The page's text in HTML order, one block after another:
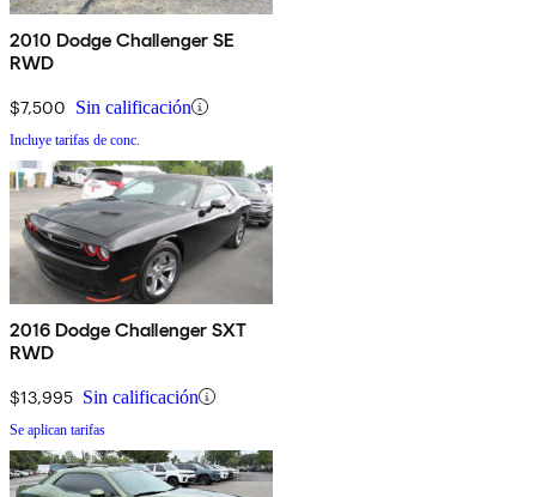
2010 Dodge Challenger SE
RWD
$7,500 Sin calificación
Incluye tarifas de conc.
2016 Dodge Challenger SXT
RWD
$13,995 Sin calificación
Se aplican tarifas